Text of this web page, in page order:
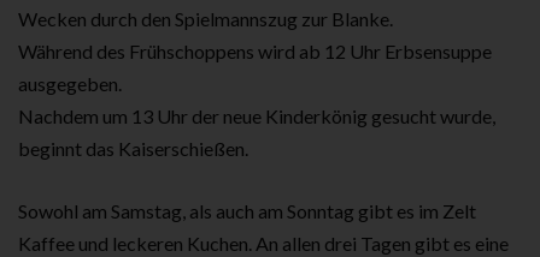
Wecken durch den Spielmannszug zur Blanke.
Während des Frühschoppens wird ab 12 Uhr Erbsensuppe
ausgegeben.
Nachdem um 13 Uhr der neue Kinderkönig gesucht wurde,
beginnt das Kaiserschießen.
Sowohl am Samstag, als auch am Sonntag gibt es im Zelt
Kaffee und leckeren Kuchen. An allen drei Tagen gibt es eine